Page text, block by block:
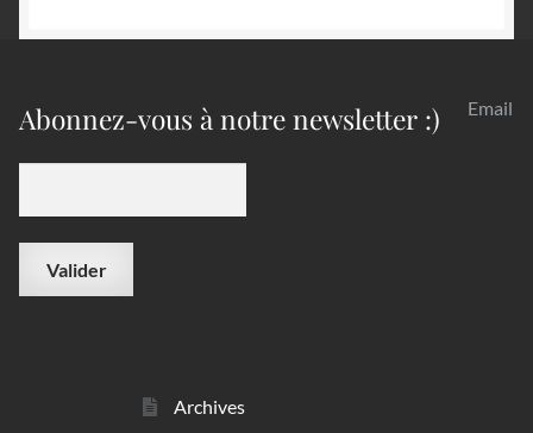
Abonnez-vous à notre newsletter :) Email
Archives